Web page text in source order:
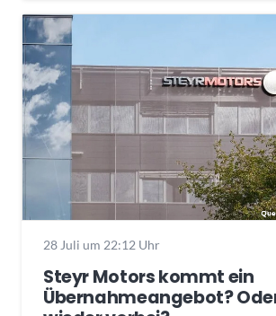
28 Juli um 22:12 Uhr
Steyr Motors kommt ein
Übernahmeangebot?